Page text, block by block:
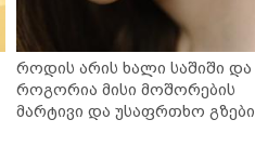
როდის არის ხალი საშიში და
როგორია მისი მოშორების
მარტივი და უსაფრთხო გზები